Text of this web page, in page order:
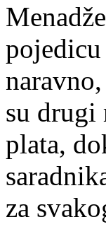
pojedicu
su drugi
plata,
za